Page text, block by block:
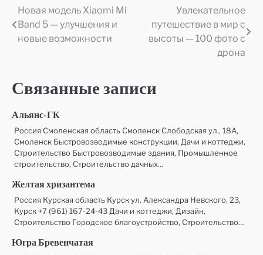
Навигация
по
Новая модель Xiaomi Mi
Band 5 — улучшения и
новые возможности
Увлекательное
путешествие в мир с
высоты — 100 фото с
дрона
Связанные записи
Альянс-ГК
Россия Смоленская область Смоленск Слободская ул., 18А,
Смоленск Быстровозводимые конструкции, Дачи и коттеджи,
Строительство Быстровозводимые здания, Промышленное
строительство, Строительство дачных…
Желтая хризантема
Россия Курская область Курск ул. Александра Невского, 23,
Курск +7 (961) 167-24-43 Дачи и коттеджи, Дизайн,
Строительство Городское благоустройство, Строительство…
Югра Бревенчатая